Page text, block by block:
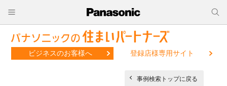
ビジネスのお客様へ 登録店様専用サイト
事例検索トップに戻る